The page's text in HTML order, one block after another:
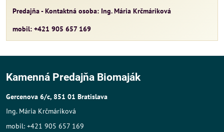
Predajňa - Kontaktná osoba: Ing. Mária Krčmáriková
mobil: +421 905 657 169
Kamenná Predajňa Biomaják
Gercenova 6/c, 851 01 Bratislava
Ing. Mária Krčmáriková
mobil: +421 905 657 169